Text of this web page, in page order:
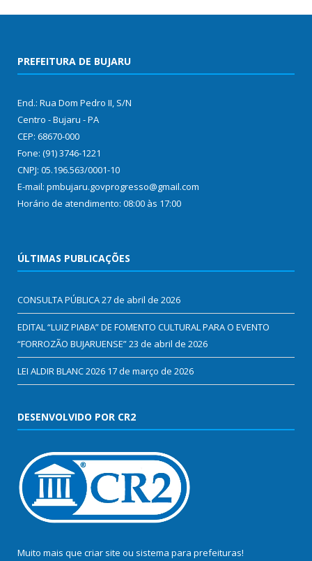
PREFEITURA DE BUJARU
End.: Rua Dom Pedro II, S/N
Centro - Bujaru - PA
CEP: 68670-000
Fone: (91) 3746-1221
CNPJ: 05.196.563/0001-10
E-mail: pmbujaru.govprogresso@gmail.com
Horário de atendimento: 08:00 às 17:00
ÚLTIMAS PUBLICAÇÕES
CONSULTA PÚBLICA27 de abril de 2026
EDITAL “LUIZ PIABA” DE FOMENTO CULTURAL PARA O EVENTO
“FORROZÃO BUJARUENSE”23 de abril de 2026
LEI ALDIR BLANC 2026 17 de março de 2026
DESENVOLVIDO POR CR2
Muito mais que criar site ou sistema para prefeituras!